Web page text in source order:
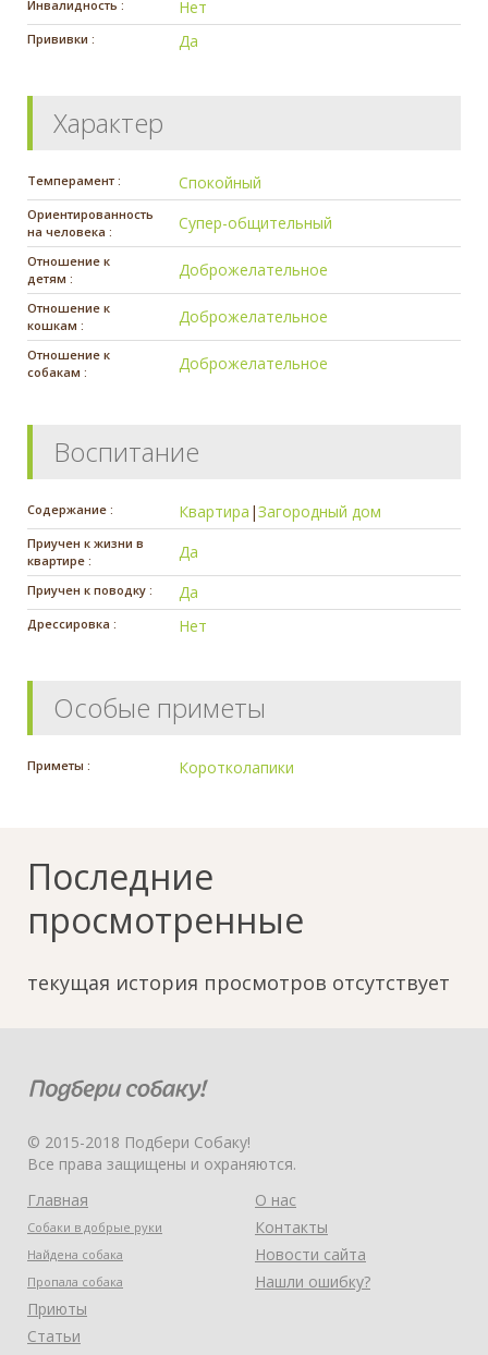
Инвалидность : Нет
Прививки : Да
Характер
Темперамент : Спокойный
Ориентированность
на человека :
Супер-общительный
Отношение к
детям :
Доброжелательное
Отношение к
кошкам :
Доброжелательное
Отношение к
собакам :
Доброжелательное
Воспитание
Содержание : Квартира |Загородный дом
Приучен к жизни в
квартире :
Да
Приучен к поводку : Да
Дрессировка : Нет
Особые приметы
Приметы : Коротколапики
Последние
просмотренные
текущая история просмотров отсутствует
© 2015-2018 Подбери Собаку!
Все права защищены и охраняются.
Главная
Собаки в добрые руки
Найдена собака
Пропала собака
Приюты
Статьи
О нас
Контакты
Новости сайта
Нашли ошибку?